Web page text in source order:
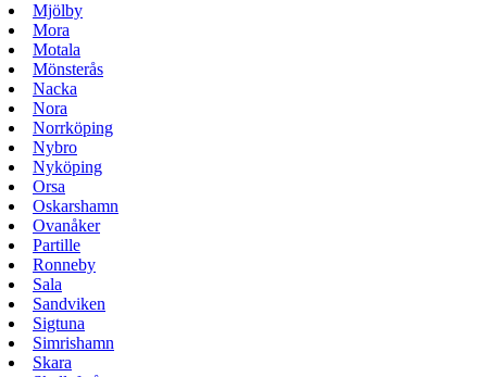
Mjölby
Mora
Motala
Mönsterås
Nacka
Nora
Norrköping
Nybro
Nyköping
Orsa
Oskarshamn
Ovanåker
Partille
Ronneby
Sala
Sandviken
Sigtuna
Simrishamn
Skara